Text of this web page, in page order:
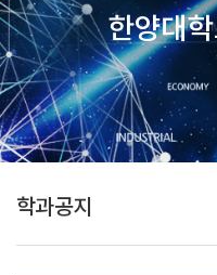
한양대
학과공지